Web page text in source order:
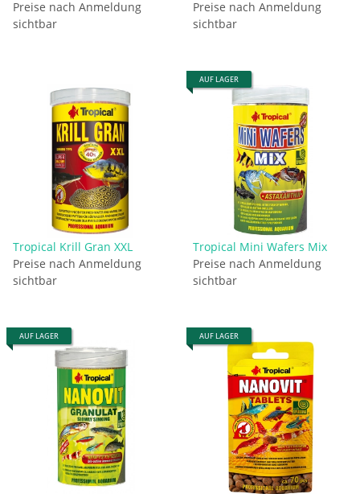
Preise nach Anmeldung
sichtbar
Preise nach Anmeldung
sichtbar
Tropical Krill Gran XXL
Preise nach Anmeldung
sichtbar
AUF LAGER
Tropical Mini Wafers Mix
Preise nach Anmeldung
sichtbar
AUF LAGER AUF LAGER